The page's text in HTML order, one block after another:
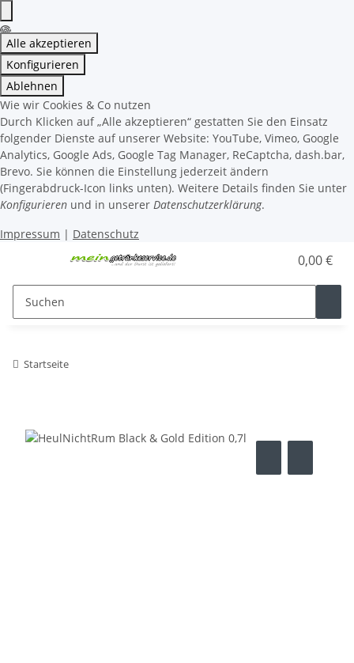
Alle akzeptieren
Konfigurieren
Ablehnen
Wie wir Cookies & Co nutzen
Durch Klicken auf „Alle akzeptieren“ gestatten Sie den Einsatz
folgender Dienste auf unserer Website: YouTube, Vimeo, Google
Analytics, Google Ads, Google Tag Manager, ReCaptcha, dash.bar,
Brevo. Sie können die Einstellung jederzeit ändern
(Fingerabdruck-Icon links unten). Weitere Details finden Sie unter
Konfigurieren und in unserer Datenschutzerklärung.
Impressum | Datenschutz
0,00 €
Startseite